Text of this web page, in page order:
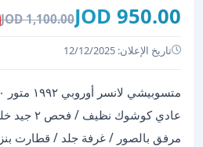
950.00 JOD
1,100.00 JOD
تاريخ الإعلان: 12/12/2025